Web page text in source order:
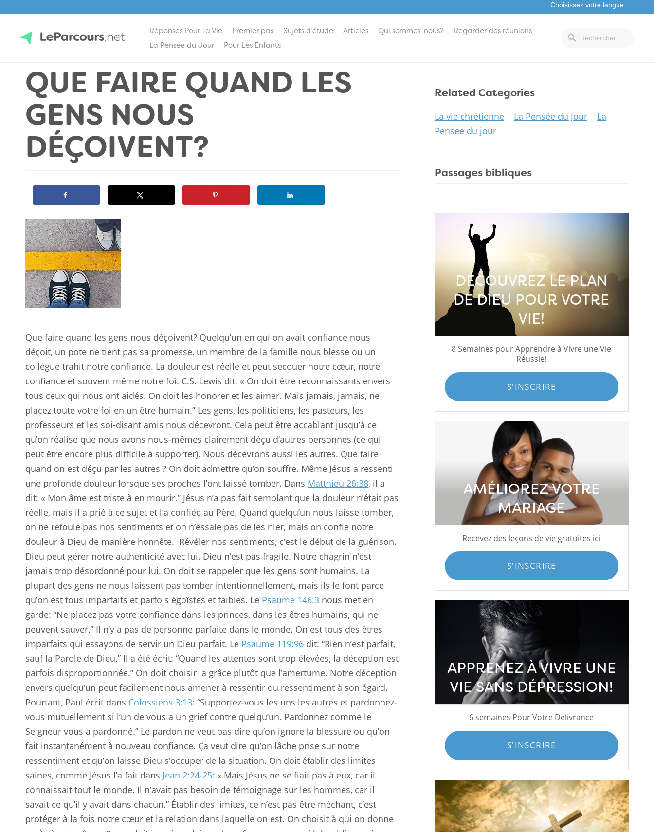
contentLeParcours.net
Réponses Pour Ta Vie Premier pas Sujets d’étude Articles Qui sommes-nous?
Regarder des réunions
La Pensée du Jour
Pour Les Enfants
QUE FAIRE QUAND LES
GENS NOUS
DÉÇOIVENT?
Que faire quand les gens nous déçoivent? Quelqu’un en qui on avait confiance nous
déçoit, un pote ne tient pas sa promesse, un membre de la famille nous blesse ou un
collègue trahit notre confiance. La douleur est réelle et peut secouer notre cœur, notre
confiance et souvent même notre foi. C.S. Lewis dit: « On doit être reconnaissants envers
tous ceux qui nous ont aidés. On doit les honorer et les aimer. Mais jamais, jamais, ne
placez toute votre foi en un être humain.” Les gens, les politiciens, les pasteurs, les
professeurs et les soi-disant amis nous décevront. Cela peut être accablant jusqu’à ce
qu’on réalise que nous avons nous-mêmes clairement déçu d’autres personnes (ce qui
peut être encore plus difficile à supporter). Nous décevrons aussi les autres. Que faire
quand on est déçu par les autres ? On doit admettre qu’on souffre. Même Jésus a ressenti
une profonde douleur lorsque ses proches l’ont laissé tomber. Dans Matthieu 26:38, il a
dit: « Mon âme est triste à en mourir.” Jésus n’a pas fait semblant que la douleur n’était pas
réelle, mais il a prié à ce sujet et l’a confiée au Père. Quand quelqu’un nous laisse tomber,
on ne refoule pas nos sentiments et on n’essaie pas de les nier, mais on confie notre
douleur à Dieu de manière honnête. Révéler nos sentiments, c’est le début de la guérison.
Dieu peut gérer notre authenticité avec lui. Dieu n’est pas fragile. Notre chagrin n’est
jamais trop désordonné pour lui. On doit se rappeler que les gens sont humains. La
plupart des gens ne nous laissent pas tomber intentionnellement, mais ils le font parce
qu’on est tous imparfaits et parfois égoïstes et faibles. Le Psaume 146:3 nous met en
garde: “Ne placez pas votre confiance dans les princes, dans les êtres humains, qui ne
peuvent sauver.” Il n’y a pas de personne parfaite dans le monde. On est tous des êtres
imparfaits qui essayons de servir un Dieu parfait. Le Psaume 119:96 dit: “Rien n’est parfait,
sauf la Parole de Dieu.” Il a été écrit: “Quand les attentes sont trop élevées, la déception est
parfois disproportionnée.” On doit choisir la grâce plutôt que l’amertume. Notre déception
envers quelqu’un peut facilement nous amener à ressentir du ressentiment à son égard.
Pourtant, Paul écrit dans Colossiens 3:13: “Supportez-vous les uns les autres et pardonnez-
vous mutuellement si l’un de vous a un grief contre quelqu’un. Pardonnez comme le
Seigneur vous a pardonné.” Le pardon ne veut pas dire qu’on ignore la blessure ou qu’on
fait instantanément à nouveau confiance. Ça veut dire qu’on lâche prise sur notre
ressentiment et qu’on laisse Dieu s’occuper de la situation. On doit établir des limites
saines, comme Jésus l’a fait dans Jean 2:24-25: « Mais Jésus ne se fiait pas à eux, car il
connaissait tout le monde. Il n’avait pas besoin de témoignage sur les hommes, car il
savait ce qu’il y avait dans chacun.” Établir des limites, ce n’est pas être méchant, c’est
protéger à la fois notre cœur et la relation dans laquelle on est. On choisit à qui on donne
Related Categories
La vie chrétienne La Pensée du Jour
La
Pensee du jour
Passages bibliques
DÉCOUVREZ LE PLAN
DE DIEU POUR VOTRE
VIE!
8 Semaines pour Apprendre à Vivre une Vie
Réussie!
S'INSCRIRE
AMÉLIOREZ VOTRE
MARIAGE
Recevez des leçons de vie gratuites ici
S'INSCRIRE
APPRENEZ À VIVRE UNE
VIE SANS DÉPRESSION!
6 semaines Pour Votre Délivrance
S'INSCRIRE